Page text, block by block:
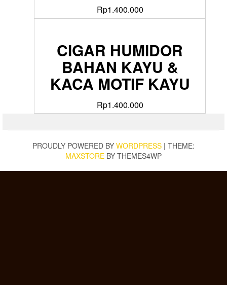
Rp1.400.000
CIGAR HUMIDOR
BAHAN KAYU &
KACA MOTIF KAYU
Rp1.400.000
PROUDLY POWERED BY WORDPRESS | THEME:
MAXSTORE BY THEMES4WP